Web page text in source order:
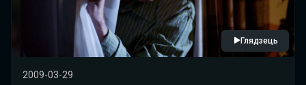
Глядзець
2009-03-29